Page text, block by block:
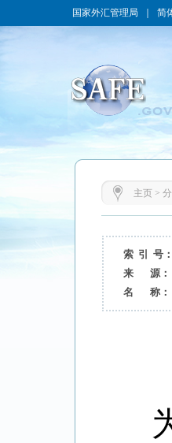
国家外汇管理局 简
主页>
索 引 号：
来 源：
名 称：